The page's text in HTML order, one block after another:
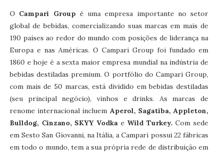
O Campari Group é uma empresa importante no setor
global de bebidas, comercializando suas marcas em mais de
190 países ao redor do mundo com posições de liderança na
Europa e nas Américas. O Campari Group foi fundado em
1860 e hoje é a sexta maior empresa mundial na indústria de
bebidas destiladas premium. O portfólio do Campari Group,
com mais de 50 marcas, está dividido em bebidas destiladas
(seu principal negócio), vinhos e drinks. As marcas de
renome internacional incluem Aperol, Sagatiba, Appleton,
Bulldog, Cinzano, SKYY Vodkae Wild Turkey. Com sede
em Sesto San Giovanni, na Itália, a Campari possui 22 fábricas
em todo o mundo, tem a sua própria rede de distribuição em